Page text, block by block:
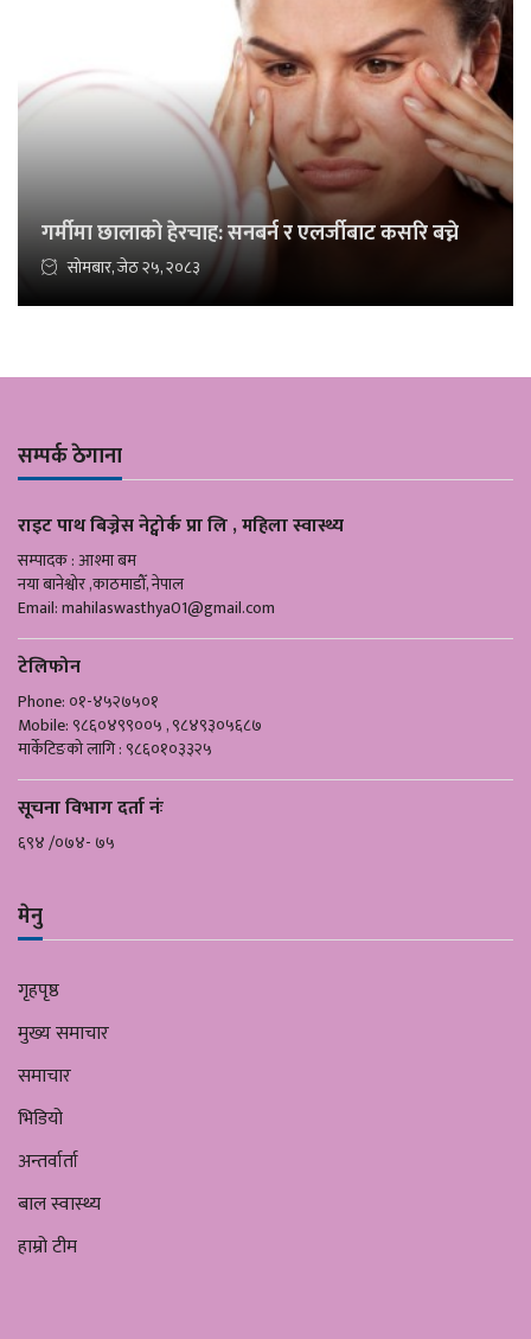
गर्मीमा छालाको हेरचाह: सनबर्न र एलर्जीबाट कसरि बच्ने
सोमबार, जेठ २५, २०८३
सम्पर्क ठेगाना
राइट पाथ बिज्नेस नेट्वोर्क प्रा लि , महिला स्वास्थ्य
सम्पादक : आश्मा बम
नया बानेश्वोर ,काठमाडौँ, नेपाल
Email:mahilaswasthya01@gmail.com
टेलिफोन
Phone: ०१-४५२७५०१
Mobile: ९८६०४९९००५ , ९८४९३०५६८७
मार्केटिङको लागि : ९८६०१०३३२५
सूचना विभाग दर्ता नंः
६९४ /०७४- ७५
मेनु
गृहपृष्ठ
मुख्य समाचार
समाचार
भिडियो
अन्तर्वार्ता
बाल स्वास्थ्य
हाम्रो टीम